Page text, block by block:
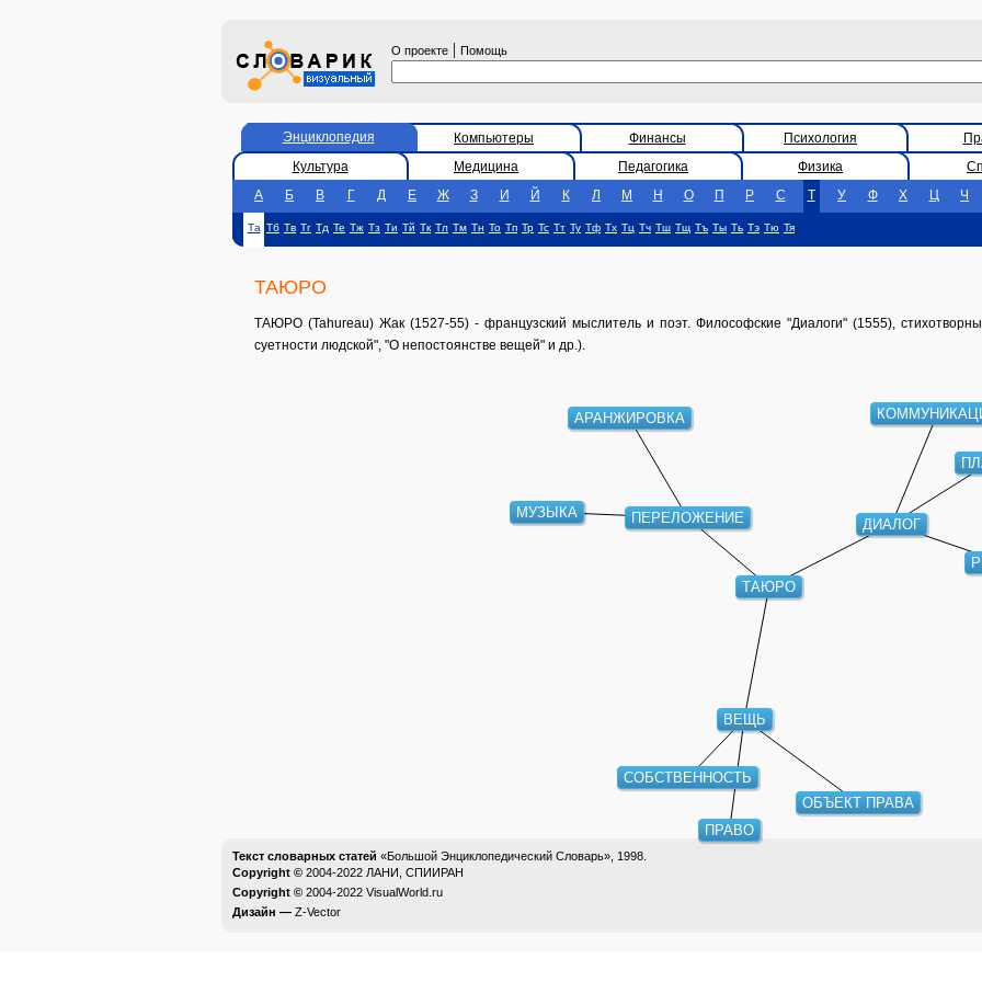
О проекте | Помощь
Энциклопедия Компьютеры Финансы Психология
Культура
Медицина Педагогика Физика
А
Б В Г Д Е Ж З И Й К Л М Н О П Р С Т У Ф Х Ц Ч
Та Тб Тв Тг Тд Те Тж Тз Ти Тй Тк Тл Тм Тн То Тп Тр Тс Тт Ту Тф Тх Тц Тч Тш Тщ Тъ Ты Ть Тэ Тю Тя
ТАЮРО
ТАЮРО (Tahureau) Жак (1527-55) - французский мыслитель и поэт. Философские "Диалоги" (1555),
суетности людской", "О непостоянстве вещей" и др.).
ТАЮРО
ПЕРЕЛОЖЕНИЕ ДИАЛОГ
ВЕЩЬ
АРАНЖИРОВКА
МУЗЫКА
ОБЪЕКТ ПРАВА
СОБСТВЕННОСТЬ
ПРАВО
Текст словарных статей «Большой Энциклопедический Словарь», 1998.
Copyright © 2004-2022 ЛАНИ, СПИИРАН
Copyright © 2004-2022 VisualWorld.ru
Дизайн — Z-Vector